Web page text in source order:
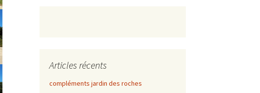
Articles récents
compléments jardin des roches